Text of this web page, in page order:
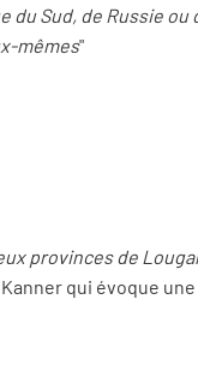
Sud, de Russie ou
mêmes"
provinces de
qui évoque une